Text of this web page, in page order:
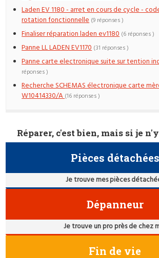
Laden EV 1180 - arret en cours de cycle -
rotation fonctionnelle (9 réponses )
Finaliser réparation laden ev1180 (6 réponses )
Panne LL LADEN EV1170 (31 réponses )
Panne carte electronique suite sur tention
réponses )
Recherche SCHEMAS électronique carte
W10414330/A(16 réponses )
Réparer, c'est bien, mais si je
Pièces détachées
Je trouve mes pièces
Dépanneur
Je trouve un pro près de chez
Fin de vie